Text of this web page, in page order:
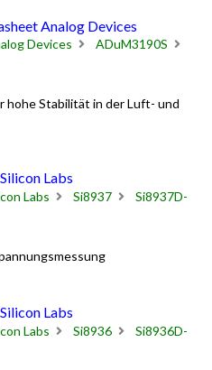
Analog Devices
Devices
ADuM3190S
hohe Stabilität in der Luft- und
Labs
Labs Si8937
Si8937D-
Labs
Labs Si8936
Si8936D-